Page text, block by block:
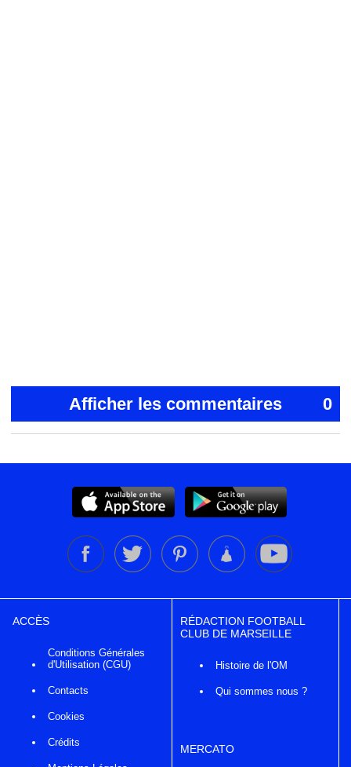
Afficher les commentaires 0
ACCÈS
Conditions Générales
d'Utilisation (CGU)
Contacts
Cookies
Crédits
RÉDACTION FOOTBALL
CLUB DE MARSEILLE
Histoire de l'OM
Qui sommes nous ?
MERCATO